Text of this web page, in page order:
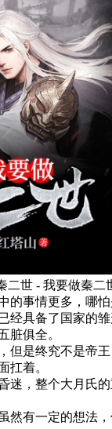
二世 - 我要做秦二
的事情更多，哪
经具备了国家的雏
脏俱全。
但是终究不是帝
扛着。
迷，整个大月氏
然有一定的想法